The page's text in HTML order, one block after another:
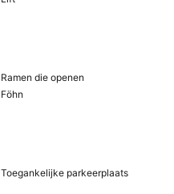
Ramen die openen
Föhn
Toegankelijke parkeerplaats